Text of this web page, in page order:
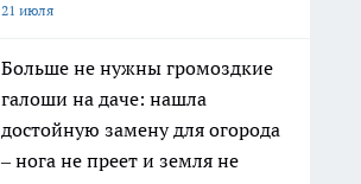
21 июля
Больше не нужны громоздкие
галоши на даче: нашла
достойную замену для огорода
– нога не преет и земля не